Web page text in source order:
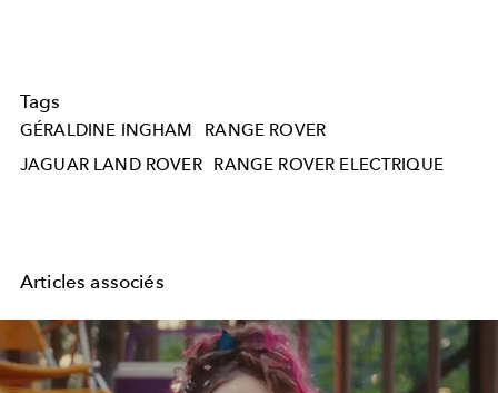
Tags
GÉRALDINE INGHAM
RANGE ROVER
JAGUAR LAND ROVER
RANGE ROVER ELECTRIQUE
Articles associés